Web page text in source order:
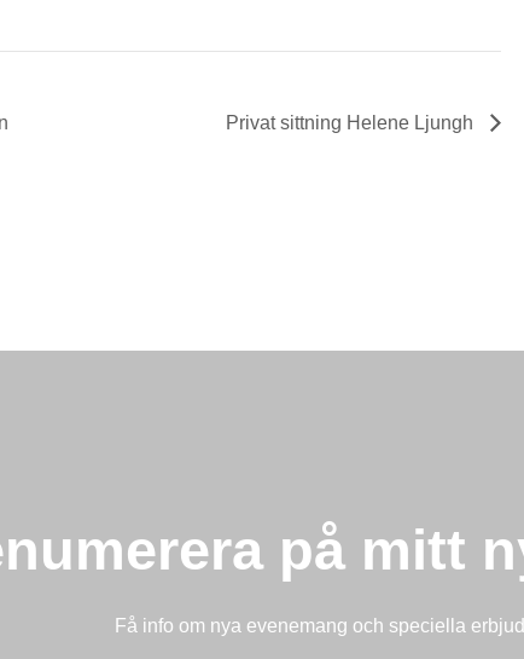
Privat sittning Helene Ljungh
på mitt
Få info om nya evenemang och speciella